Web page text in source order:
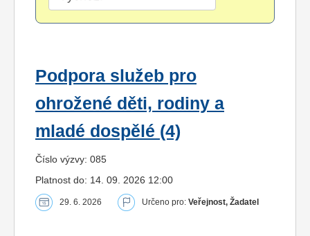
Podpora služeb pro
ohrožené děti, rodiny a
mladé dospělé (4)
Číslo výzvy: 085
Platnost do: 14. 09. 2026 12:00
29. 6. 2026 Určeno pro: Veřejnost, Žadatel